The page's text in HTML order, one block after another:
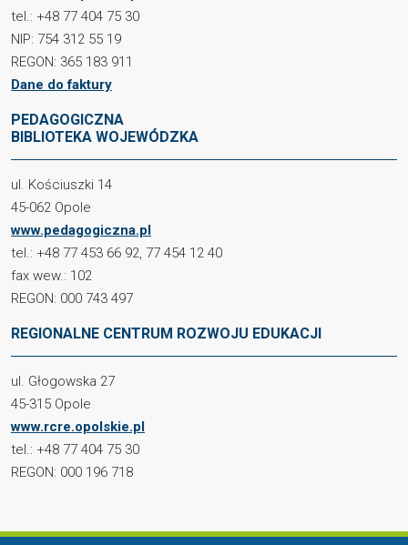
tel.: +48 77 404 75 30
NIP: 754 312 55 19
REGON: 365 183 911
Dane do faktury
PEDAGOGICZNA
BIBLIOTEKA WOJEWÓDZKA
ul. Kościuszki 14
45-062 Opole
www.pedagogiczna.pl
tel.: +48 77 453 66 92, 77 454 12 40
fax wew.: 102
REGON: 000 743 497
REGIONALNE CENTRUM ROZWOJU EDUKACJI
ul. Głogowska 27
45-315 Opole
www.rcre.opolskie.pl
tel.: +48 77 404 75 30
REGON: 000 196 718